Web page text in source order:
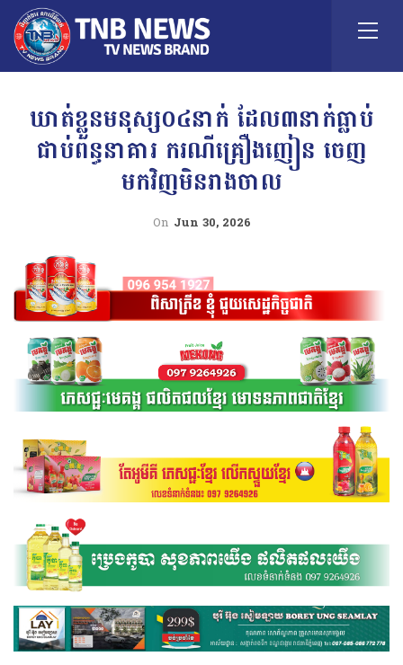
ឃាត់ខ្លួនមនុស្ស០៤នាក់ ដែល៣នាក់ធ្លាប់
ជាប់ពន្ធនាគារ ករណីគ្រឿងញៀន ចេញ
មកវិញមិនរាងចាល
On Jun 30, 2026